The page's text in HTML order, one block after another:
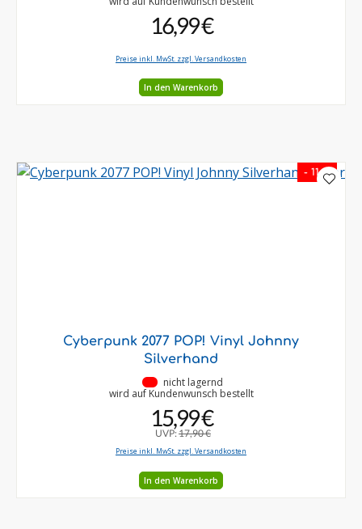
16,99 €
Preise inkl. MwSt. zzgl. Versandkosten
In den Warenkorb
- 11 %
Cyberpunk 2077 POP! Vinyl Johnny
Silverhand
nicht lagernd
wird auf Kundenwunsch bestellt
15,99 €
UVP:17,90 €
Preise inkl. MwSt. zzgl. Versandkosten
In den Warenkorb